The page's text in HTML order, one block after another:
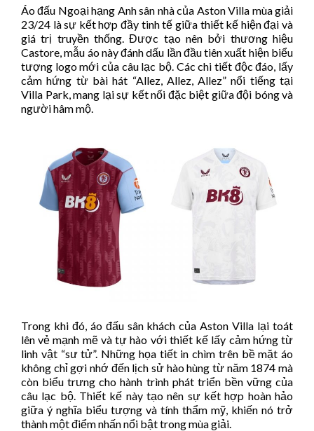
Áo đấu Ngoại hạng Anh sân nhà của Aston Villa mùa giải
23/24 là sự kết hợp đầy tinh tế giữa thiết kế hiện đại và
giá trị truyền thống. Được tạo nên bởi thương hiệu
Castore, mẫu áo này đánh dấu lần đầu tiên xuất hiện biểu
tượng logo mới của câu lạc bộ. Các chi tiết độc đáo, lấy
cảm hứng từ bài hát “Allez, Allez, Allez” nổi tiếng tại
Villa Park, mang lại sự kết nối đặc biệt giữa đội bóng và
người hâm mộ.
Trong khi đó, áo đấu sân khách của Aston Villa lại toát
lên vẻ mạnh mẽ và tự hào với thiết kế lấy cảm hứng từ
linh vật “sư tử”. Những họa tiết in chìm trên bề mặt áo
không chỉ gợi nhớ đến lịch sử hào hùng từ năm 1874 mà
còn biểu trưng cho hành trình phát triển bền vững của
câu lạc bộ. Thiết kế này tạo nên sự kết hợp hoàn hảo
giữa ý nghĩa biểu tượng và tính thẩm mỹ, khiến nó trở
thành một điểm nhấn nổi bật trong mùa giải.